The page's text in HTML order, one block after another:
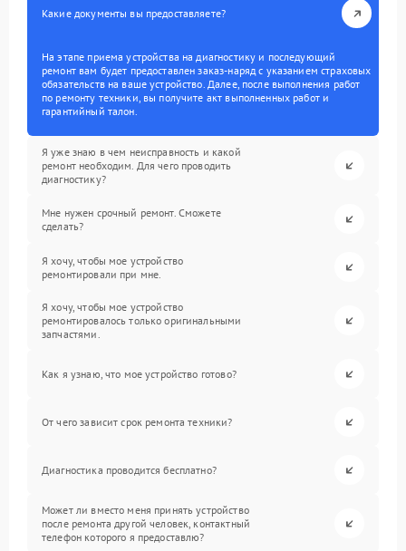
Какие документы вы предоставляете?
На этапе приема устройства на диагностику и последующий
ремонт вам будет предоставлен заказ-наряд с указанием страховых
обязательств на ваше устройство. Далее, после выполнения работ
по ремонту техники, вы получите акт выполненных работ и
гарантийный талон.
Я уже знаю в чем неисправность и какой
ремонт необходим. Для чего проводить
диагностику?
Мне нужен срочный ремонт. Сможете
сделать?
Я хочу, чтобы мое устройство
ремонтировали при мне.
Я хочу, чтобы мое устройство
ремонтировалось только оригинальными
запчастями.
Как я узнаю, что мое устройство готово?
От чего зависит срок ремонта техники?
Диагностика проводится бесплатно?
Может ли вместо меня принять устройство
после ремонта другой человек, контактный
телефон которого я предоставлю?